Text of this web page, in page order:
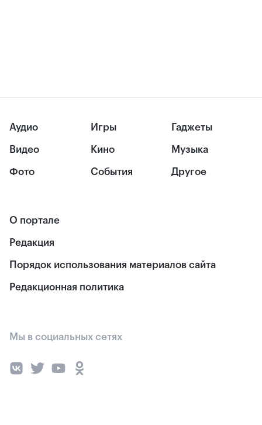
Аудио
Видео
Фото
Игры
Кино
События
Гаджеты
Музыка
Другое
О портале
Редакция
Порядок использования материалов сайта
Редакционная политика
Мы в социальных сетях